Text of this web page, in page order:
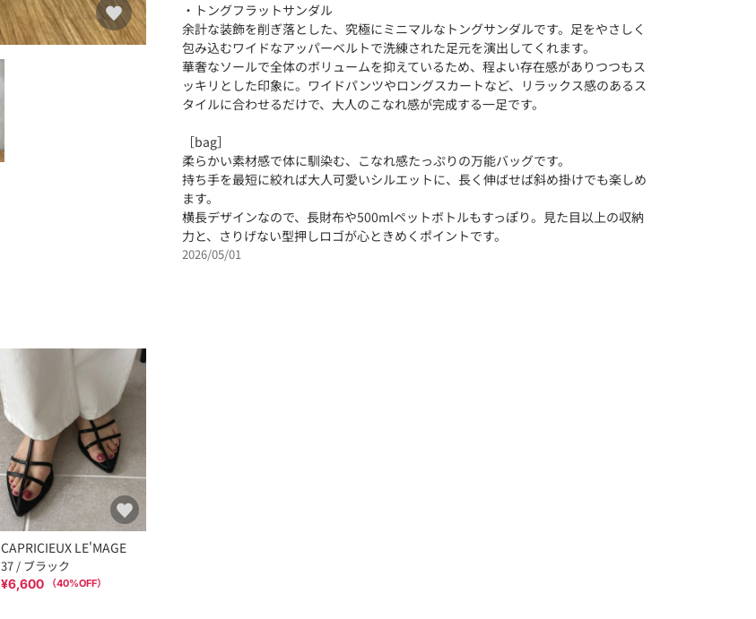
・トングフラットサンダル
余計な装飾を削ぎ落とした、究極にミニマルなトングサンダルです。足をやさしく
包み込むワイドなアッパーベルトで洗練された足元を演出してくれます。
華奢なソールで全体のボリュームを抑えているため、程よい存在感がありつつもス
ッキリとした印象に。ワイドパンツやロングスカートなど、リラックス感のあるス
タイルに合わせるだけで、大人のこなれ感が完成する一足です。
［bag］
柔らかい素材感で体に馴染む、こなれ感たっぷりの万能バッグです。
持ち手を最短に絞れば大人可愛いシルエットに、長く伸ばせば斜め掛けでも楽しめ
ます。
横長デザインなので、長財布や500mlペットボトルもすっぽり。見た目以上の収納
力と、さりげない型押しロゴが心ときめくポイントです。
2026/05/01
CAPRICIEUX LE'MAGE
37 / ブラック
¥6,600 （40%OFF）